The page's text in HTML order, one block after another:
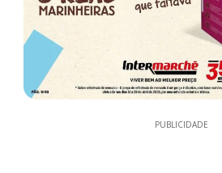
PUBLICIDADE